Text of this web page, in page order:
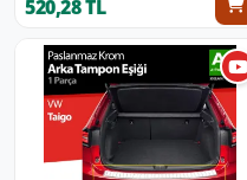
520,28 TL